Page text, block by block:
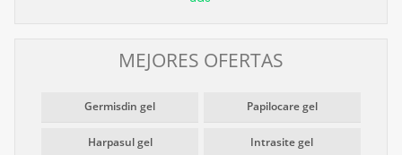
MEJORES OFERTAS
Germisdin gel Papilocare gel
Harpasul gel Intrasite gel